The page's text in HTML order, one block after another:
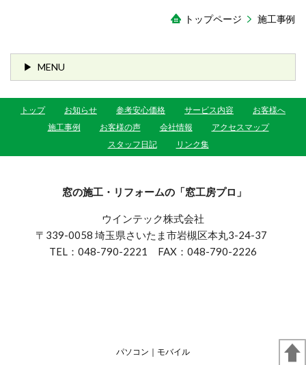
トップページ 施工事例
MENU
トップ お知らせ 参考安心価格 サービス内容
お客様へ
施工事例
お客様の声 会社情報
アクセスマップ
スタッフ日記
リンク集
窓の施工・リフォームの「窓工房プロ」
ウインテック株式会社
〒339-0058 埼玉県さいたま市岩槻区本丸3-24-37
TEL：048-790-2221 FAX：048-790-2226
パソコン ｜モバイル